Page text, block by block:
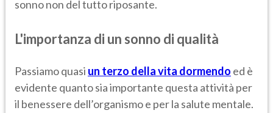
sonno non del tutto riposante.
L'importanza di un sonno di qualità
Passiamo quasi un terzo della vita dormendo ed è
evidente quanto sia importante questa attività per
il benessere dell’organismo e per la salute mentale.